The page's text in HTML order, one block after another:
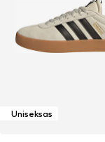
Uniseksas